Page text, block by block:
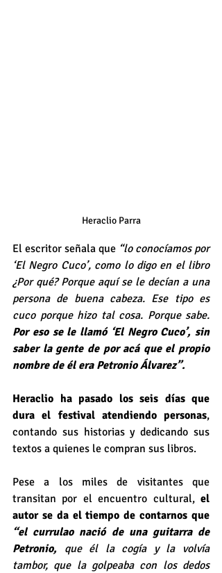
Heraclio Parra
El escritor señala que “lo conocíamos por
‘El Negro Cuco’, como lo digo en el libro
¿Por qué? Porque aquí se le decían a una
persona de buena cabeza. Ese tipo es
Por eso se le llamó ‘El Negro Cuco’, sin
saber la gente de por acá que el propio
nombre de él era Petronio Álvarez”.
Heraclio ha pasado los seis días que
dura el festival atendiendo personas,
contando sus historias y dedicando sus
textos a quienes le compran sus libros.
Pese a los miles de visitantes que
transitan por el encuentro cultural, el
“el currulao nació de una guitarra de
Petronio, que él la cogía y la volvía
tambor, que la golpeaba con los dedos